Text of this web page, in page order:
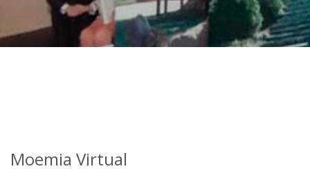
Moemia Virtual